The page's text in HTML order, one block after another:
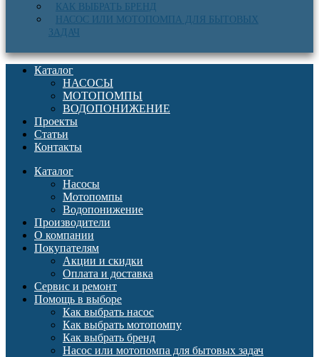
КАК ВЫБРАТЬ БРЕНД
НАСОС ИЛИ МОТОПОМПА ДЛЯ БЫТОВЫХ
ЗАДАЧ
Каталог
НАСОСЫ
МОТОПОМПЫ
ВОДОПОНИЖЕНИЕ
Проекты
Статьи
Контакты
Каталог
Насосы
Мотопомпы
Водопонижение
Производители
О компании
Покупателям
Акции и скидки
Оплата и доставка
Сервис и ремонт
Помощь в выборе
Как выбрать насос
Как выбрать мотопомпу
Как выбрать бренд
Насос или мотопомпа для бытовых задач